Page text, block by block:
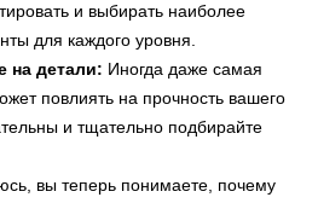
и выбирать наиболее
для каждого уровня.
на детали: Иногда даже самая
повлиять на прочность вашего
и тщательно подбирайте
вы теперь понимаете, почему